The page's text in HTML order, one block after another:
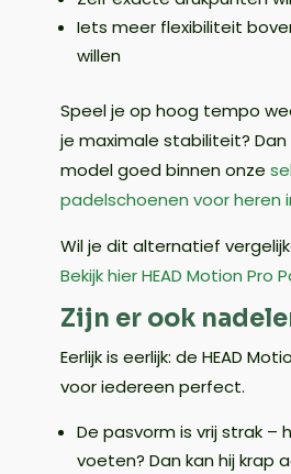
Iets meer flexibiliteit
willen
Speel je op hoog tempo
je maximale stabiliteit?
model goed binnen onze
padelschoenen voor heren
Wil je dit alternatief
Bekijk hier HEAD Motion Pro
Zijn er ook
Eerlijk is eerlijk: de HEAD
voor iedereen perfect.
De pasvorm is vrij strak –
voeten? Dan kan hij krap